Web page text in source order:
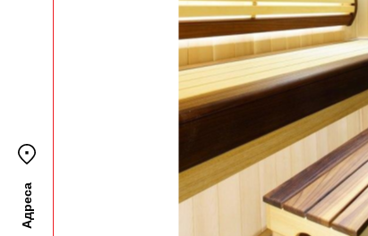
Адреса